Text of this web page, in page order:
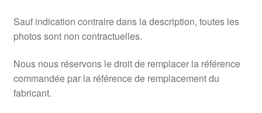
Sauf indication contraire dans la description, toutes les
photos sont non contractuelles.
Nous nous réservons le droit de remplacer la référence
commandée par la référence de remplacement du
fabricant.